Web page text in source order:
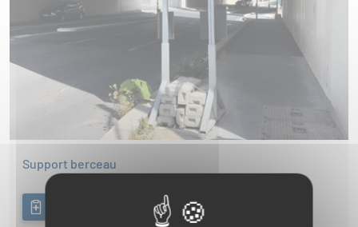
Support berceau
AJOUTER A MA DEMANDE DE DEVIS